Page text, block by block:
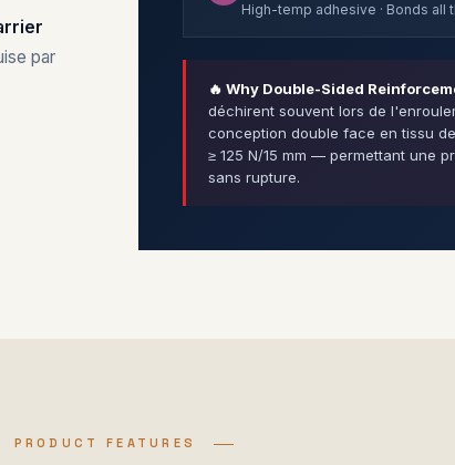
par
High-temp adhesive · Bonds all
🔥 Why Double-Sided
déchirent souvent lors de
conception double face en tissu
≥ 125 N/15 mm — permettant une
sans rupture.
PRODUCT FEATURES